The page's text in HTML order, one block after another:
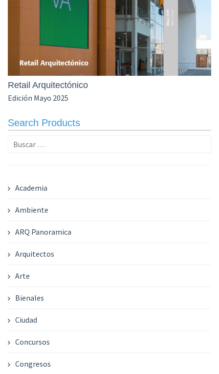
Retail Arquitectónico
Edición Mayo 2025
Search Products
Buscar:
Academia
Ambiente
ARQ Panoramica
Arquitectos
Arte
Bienales
Ciudad
Concursos
Congresos